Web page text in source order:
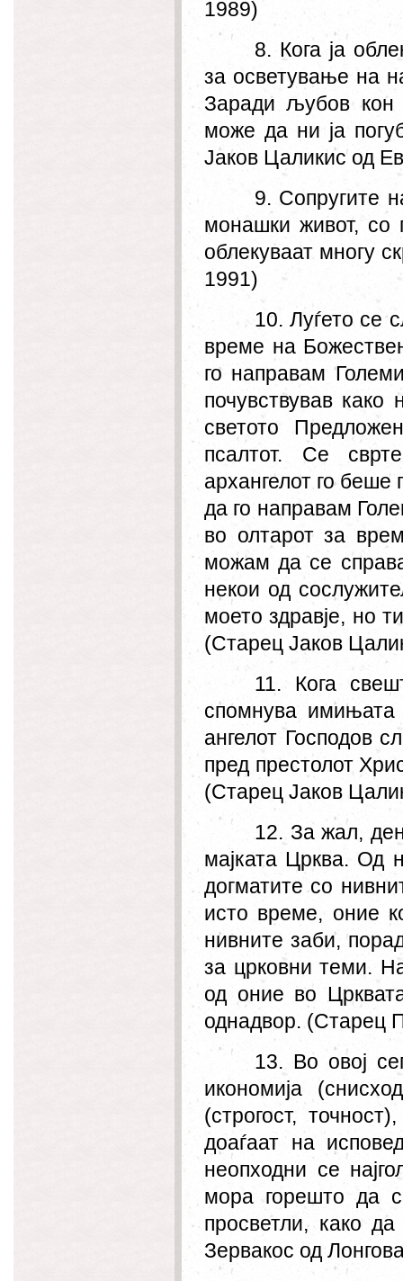
1989)
8. Кога ја
за осветување на
Заради љубов кон
може да ни ја
Јаков Цаликис од
9. Сопругите
монашки живот, со
облекуваат многу
1991)
10. Луѓето се
време на
го направам
почувствував
светото
псалтот. Се
архангелот го
да го направам
во олтарот за
можам да се
некои од
моето здравје, но
(Старец Јаков
11. Кога
спомнува имињата
ангелот Господов
пред престолот
(Старец Јаков
12. За жал,
мајката Црква. Од
догматите со
исто време, оние
нивните заби,
за црковни теми.
од оние во
однадвор. (Старец
13. Во овој
икономија
(строгост,
доаѓаат на
неопходни се
мора горешто да
просветли, како
Зервакос од